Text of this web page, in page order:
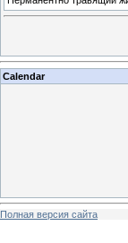
Calendar
Полная версия сайта